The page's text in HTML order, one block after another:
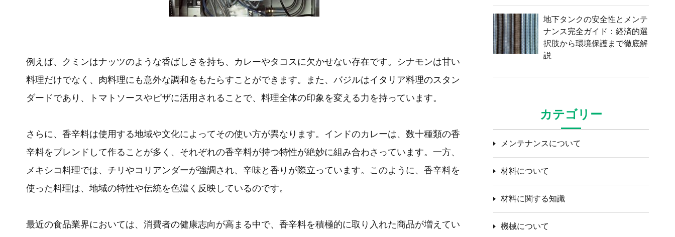
例えば、クミンはナッツのような香ばしさを持ち、カレーやタコスに欠かせない存在です。シナモンは甘い
料理だけでなく、肉料理にも意外な調和をもたらすことができます。また、バジルはイタリア料理のスタン
ダードであり、トマトソースやピザに活用されることで、料理全体の印象を変える力を持っています。
さらに、香辛料は使用する地域や文化によってその使い方が異なります。インドのカレーは、数十種類の香
辛料をブレンドして作ることが多く、それぞれの香辛料が持つ特性が絶妙に組み合わさっています。一方、
メキシコ料理では、チリやコリアンダーが強調され、辛味と香りが際立っています。このように、香辛料を
使った料理は、地域の特性や伝統を色濃く反映しているのです。
最近の食品業界においては、消費者の健康志向が高まる中で、香辛料を積極的に取り入れた商品が増えてい
地下タンクの安全性とメンテ
ナンス完全ガイド：経済的選
択肢から環境保護まで徹底解
説
カテゴリー
メンテナンスについて
材料について
材料に関する知識
機械について